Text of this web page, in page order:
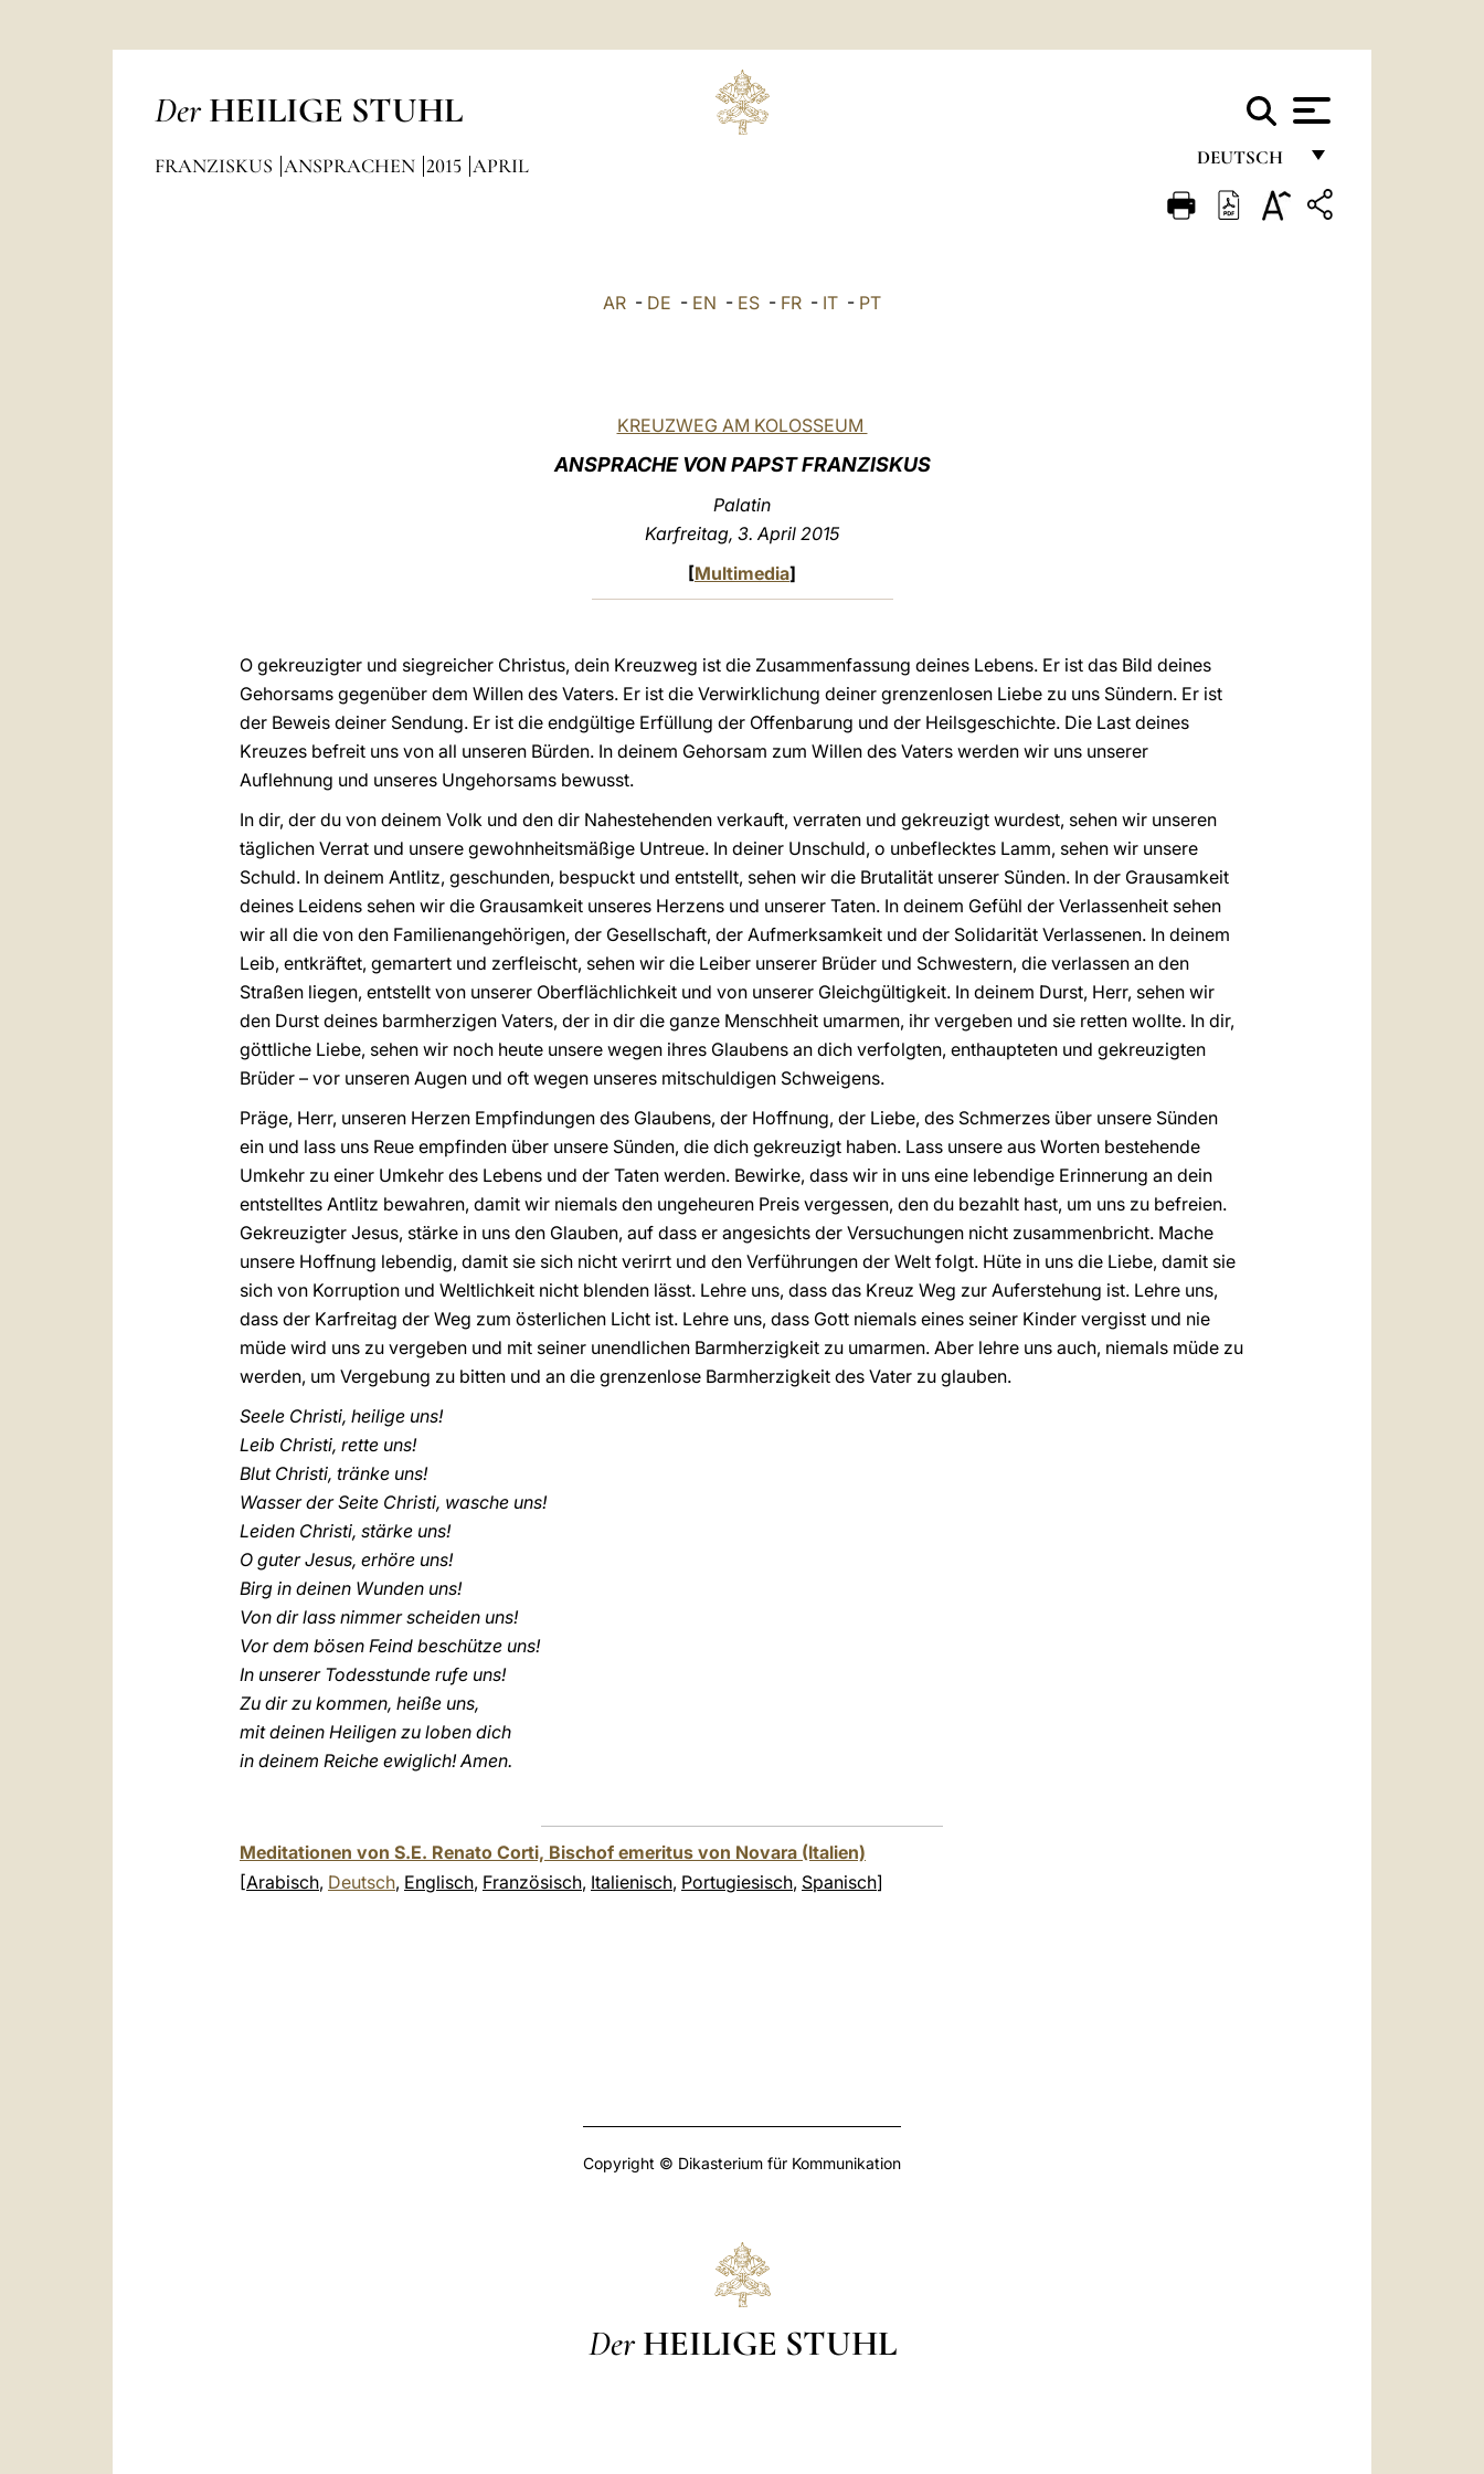
Der HEILIGE STUHL
DEUTSCH
FRANÇAIS
FRANZISKUS ANSPRACHEN 2015 APRIL
AR - DE - EN - ES - FR - IT - PT
KREUZWEG AM KOLOSSEUM
ANSPRACHE VON PAPST FRANZISKUS
Palatin
Karfreitag, 3. April 2015
[Multimedia]
O gekreuzigter und siegreicher Christus, dein Kreuzweg ist die Zusammenfassung deines Lebens. Er ist das Bild deines
Gehorsams gegenüber dem Willen des Vaters. Er ist die Verwirklichung deiner grenzenlosen Liebe zu uns Sündern. Er ist
der Beweis deiner Sendung. Er ist die endgültige Erfüllung der Offenbarung und der Heilsgeschichte. Die Last deines
Kreuzes befreit uns von all unseren Bürden. In deinem Gehorsam zum Willen des Vaters werden wir uns unserer
Auflehnung und unseres Ungehorsams bewusst.
In dir, der du von deinem Volk und den dir Nahestehenden verkauft, verraten und gekreuzigt wurdest, sehen wir unseren
täglichen Verrat und unsere gewohnheitsmäßige Untreue. In deiner Unschuld, o unbeflecktes Lamm, sehen wir unsere
Schuld. In deinem Antlitz, geschunden, bespuckt und entstellt, sehen wir die Brutalität unserer Sünden. In der Grausamkeit
deines Leidens sehen wir die Grausamkeit unseres Herzens und unserer Taten. In deinem Gefühl der Verlassenheit sehen
wir all die von den Familienangehörigen, der Gesellschaft, der Aufmerksamkeit und der Solidarität Verlassenen. In deinem
Leib, entkräftet, gemartert und zerfleischt, sehen wir die Leiber unserer Brüder und Schwestern, die verlassen an den
Straßen liegen, entstellt von unserer Oberflächlichkeit und von unserer Gleichgültigkeit. In deinem Durst, Herr, sehen wir
den Durst deines barmherzigen Vaters, der in dir die ganze Menschheit umarmen, ihr vergeben und sie retten wollte. In dir,
göttliche Liebe, sehen wir noch heute unsere wegen ihres Glaubens an dich verfolgten, enthaupteten und gekreuzigten
Brüder – vor unseren Augen und oft wegen unseres mitschuldigen Schweigens.
Präge, Herr, unseren Herzen Empfindungen des Glaubens, der Hoffnung, der Liebe, des Schmerzes über unsere Sünden
ein und lass uns Reue empfinden über unsere Sünden, die dich gekreuzigt haben. Lass unsere aus Worten bestehende
Umkehr zu einer Umkehr des Lebens und der Taten werden. Bewirke, dass wir in uns eine lebendige Erinnerung an dein
entstelltes Antlitz bewahren, damit wir niemals den ungeheuren Preis vergessen, den du bezahlt hast, um uns zu befreien.
Gekreuzigter Jesus, stärke in uns den Glauben, auf dass er angesichts der Versuchungen nicht zusammenbricht. Mache
unsere Hoffnung lebendig, damit sie sich nicht verirrt und den Verführungen der Welt folgt. Hüte in uns die Liebe, damit sie
sich von Korruption und Weltlichkeit nicht blenden lässt. Lehre uns, dass das Kreuz Weg zur Auferstehung ist. Lehre uns,
dass der Karfreitag der Weg zum österlichen Licht ist. Lehre uns, dass Gott niemals eines seiner Kinder vergisst und nie
müde wird uns zu vergeben und mit seiner unendlichen Barmherzigkeit zu umarmen. Aber lehre uns auch, niemals müde zu
werden, um Vergebung zu bitten und an die grenzenlose Barmherzigkeit des Vater zu glauben.
Seele Christi, heilige uns!
Leib Christi, rette uns!
Blut Christi, tränke uns!
Wasser der Seite Christi, wasche uns!
Leiden Christi, stärke uns!
O guter Jesus, erhöre uns!
Birg in deinen Wunden uns!
Von dir lass nimmer scheiden uns!
Vor dem bösen Feind beschütze uns!
In unserer Todesstunde rufe uns!
Zu dir zu kommen, heiße uns,
mit deinen Heiligen zu loben dich
in deinem Reiche ewiglich! Amen.
Meditationen von S.E. Renato Corti, Bischof emeritus von Novara (Italien)
[Arabisch, Deutsch, Englisch, Französisch, Italienisch, Portugiesisch, Spanisch]
Copyright © Dikasterium für Kommunikation
Der HEILIGE STUHL